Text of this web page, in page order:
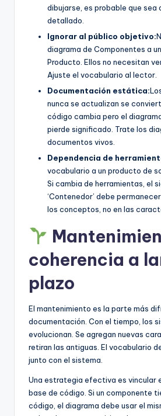
dibujarse, es probable que sea
detallado.
Ignorar al público objetivo:
diagrama de Componentes a
Producto. Ellos no necesitan
Ajuste el vocabulario al lector.
Documentación estática:
nunca se actualizan se
código cambia pero el
pierde significado. Trate los
documentos vivos.
Dependencia de
vocabulario a un producto de
Si cambia de herramientas, el
‘Contenedor’ debe
los conceptos, no en las
coherencia a
plazo
El mantenimiento es la parte más
documentación. Con el tiempo, los
evolucionan. Se agregan nuevas
retiran las antiguas. El vocabulario
junto con el sistema.
Una estrategia efectiva es vincular
base de código. Si un componente
código, el diagrama debe usar el